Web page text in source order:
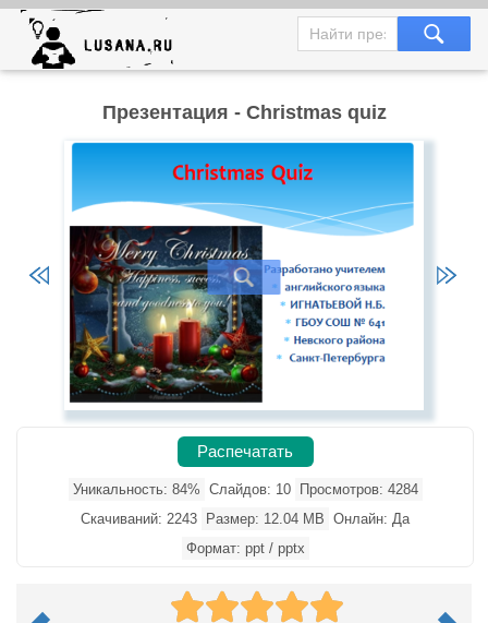
Презентация - Christmas quiz
Распечатать
Уникальность: 84% Слайдов: 10
Просмотров: 4284
Скачиваний: 2243
Размер: 12.04 MB Онлайн: Да
Формат: ppt / pptx